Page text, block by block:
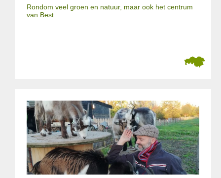
Rondom veel groen en natuur, maar ook het centrum
van Best